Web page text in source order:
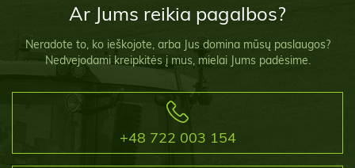
Ar Jums reikia pagalbos?
Neradote to, ko ieškojote, arba Jus domina mūsų paslaugos?
Nedvejodami kreipkitės į mus, mielai Jums padėsime.
+48 722 003 154